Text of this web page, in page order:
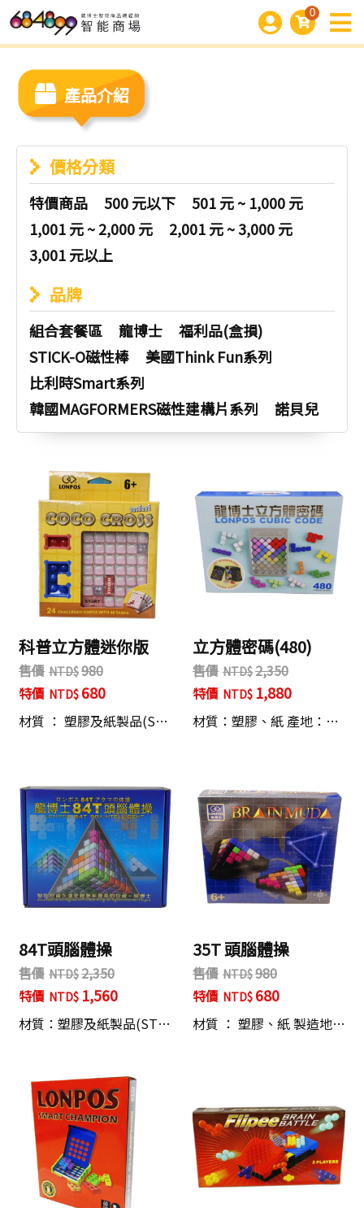
0
產品介紹
價格分類
特價商品 500 元以下
501 元 ~ 1,000 元
1,001 元 ~ 2,000 元
2,001 元 ~ 3,000 元
3,001 元以上
品牌
組合套餐區 龍博士
福利品(盒損)
STICK-O磁性棒
美國Think Fun系列
比利時Smart系列
韓國MAGFORMERS磁性建構片系列
諾貝兒
科普立方體迷你版
售價
980
特價
680
材質 ： 塑膠及紙製品(S…
立方體密碼(480)
售價
2,350
特價
1,880
材質：塑膠、紙 產地：…
84T頭腦體操
售價
2,350
特價
1,560
材質：塑膠及紙製品(ST…
35T 頭腦體操
售價
980
特價
680
材質 ： 塑膠、紙 製造地…